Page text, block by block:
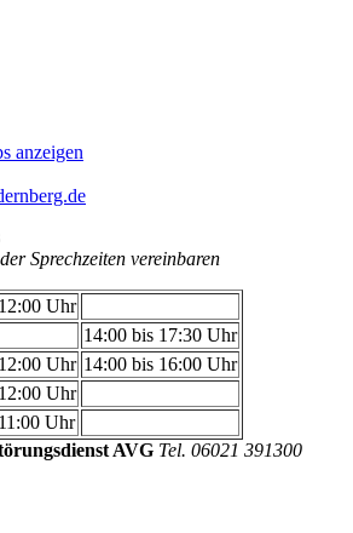
anzeigen
Sprechzeiten vereinbaren
Uhr
14:00 bis 17:30 Uhr
Uhr 14:00 bis 16:00 Uhr
Uhr
Uhr
AVG Tel. 06021 391300